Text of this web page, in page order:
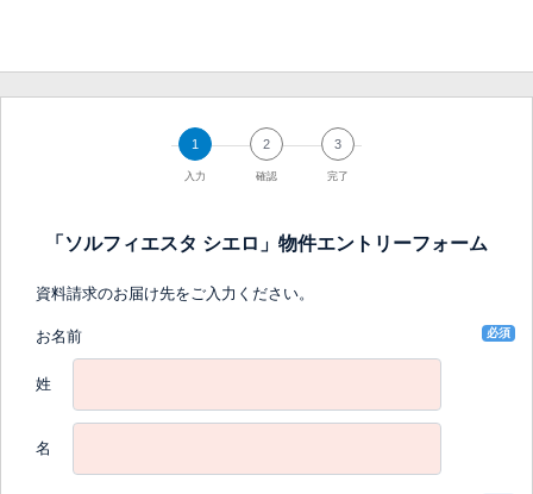
1
入力
2
確認
3
完了
「ソルフィエスタ シエロ」物件エントリーフォーム
資料請求のお届け先をご入力ください。
お名前 必須
姓
名